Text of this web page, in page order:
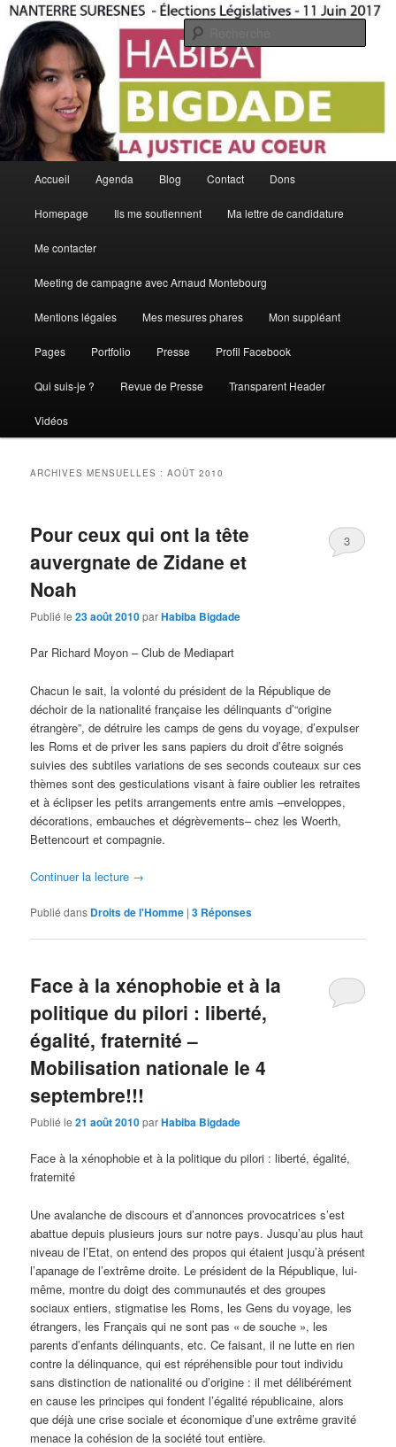
Aller
contenu
principal
Aller
contenu
secondaireHabiba Bigdade
La Justice Au Coeur
principal
Accueil Agenda Blog Contact Dons
Homepage Ils me soutiennent Ma lettre de candidature
Me contacter
Meeting de campagne avec Arnaud Montebourg
Mentions légales Mes mesures phares Mon suppléant
Pages Portfolio Presse Profil Facebook
Qui suis-je ? Revue de Presse Transparent Header
Vidéos
ARCHIVES MENSUELLES :AOÛT 2010
Pour ceux qui ont la tête
auvergnate de Zidane et
Noah
Publié le23 août 2010parHabiba Bigdade
3
Par Richard Moyon – Club de Mediapart
Chacun le sait, la volonté du président de la République de
déchoir de la nationalité française les délinquants d’“origine
étrangère”, de détruire les camps de gens du voyage, d’expulser
les Roms et de priver les sans papiers du droit d’être soignés
suivies des subtiles variations de ses seconds couteaux sur ces
thèmes sont des gesticulations visant à faire oublier les retraites
et à éclipser les petits arrangements entre amis –enveloppes,
décorations, embauches et dégrèvements– chez les Woerth,
Bettencourt et compagnie.
Continuer la lecture →
Publié dans Droits de l'Homme |3 Réponses
Face à la xénophobie et à la
politique du pilori : liberté,
égalité, fraternité –
Mobilisation nationale le 4
septembre!!!
Publié le21 août 2010parHabiba Bigdade
Face à la xénophobie et à la politique du pilori : liberté, égalité,
fraternité
Une avalanche de discours et d’annonces provocatrices s’est
abattue depuis plusieurs jours sur notre pays. Jusqu’au plus haut
niveau de l’Etat, on entend des propos qui étaient jusqu’à présent
l’apanage de l’extrême droite. Le président de la République, lui-
même, montre du doigt des communautés et des groupes
sociaux entiers, stigmatise les Roms, les Gens du voyage, les
étrangers, les Français qui ne sont pas « de souche », les
parents d’enfants délinquants, etc. Ce faisant, il ne lutte en rien
contre la délinquance, qui est répréhensible pour tout individu
sans distinction de nationalité ou d’origine : il met délibérément
en cause les principes qui fondent l’égalité républicaine, alors
que déjà une crise sociale et économique d’une extrême gravité
menace la cohésion de la société tout entière.